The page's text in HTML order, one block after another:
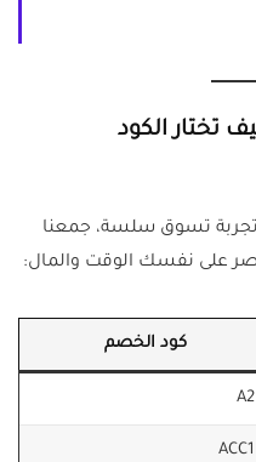
تختار الكود
تجربة تسوق سلسة، جمعنا
على نفسك الوقت والمال:
كود الخصم
A2
ACC1